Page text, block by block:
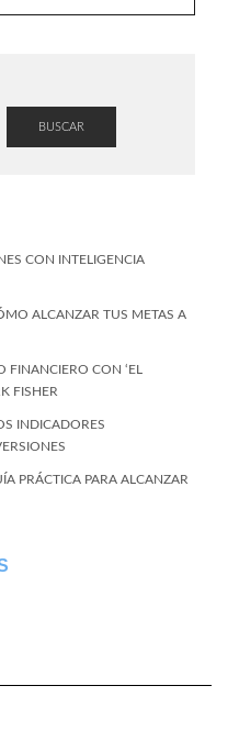
BUSCAR
CON INTELIGENCIA
ALCANZAR TUS METAS A
FINANCIERO CON ‘EL
FISHER
INDICADORES
PRÁCTICA PARA ALCANZAR